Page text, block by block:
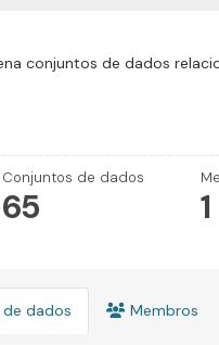
conjuntos de dados
Conjuntos de dados
65 1
dados Membros